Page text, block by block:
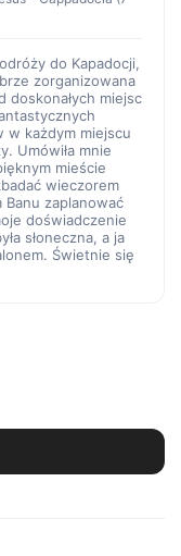
do Kapadocji,
zorganizowana
doskonałych miejsc
w każdym miejscu
Umówiła mnie
mieście
wieczorem
zaplanować
doświadczenie
słoneczna, a ja
Świetnie się